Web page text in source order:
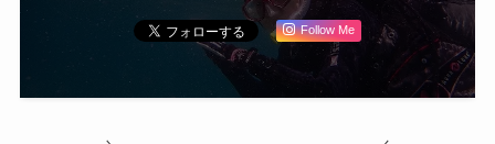
Follow Me